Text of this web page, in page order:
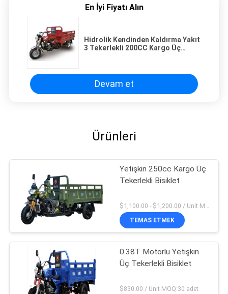
En İyi Fiyatı Alın
Hidrolik Kendinden Kaldırma Yakıt
3 Tekerlekli 200CC Kargo Üç
Devam et
Ürünleri
Yetişkin 250cc Kargo Üç
Tekerlekli Bisiklet
$1,100.00 - $1,200.00 / Unit MOQ:30 Birim / Birimler
TEMAS ETMEK
0.38T Motorlu Yetişkin
Üç Tekerlekli Bisiklet
$830.00 / Unit MOQ:30 adet